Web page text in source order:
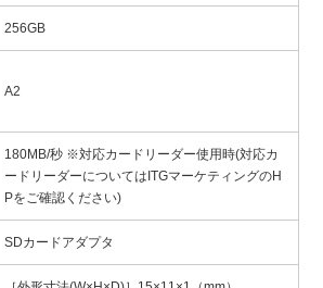
256GB
A2
180MB/秒 ※対応カードリーダー使用時(対応カ
ードリーダーについてはITGマーケティングのH
Pをご確認ください)
SDカードアダプタ